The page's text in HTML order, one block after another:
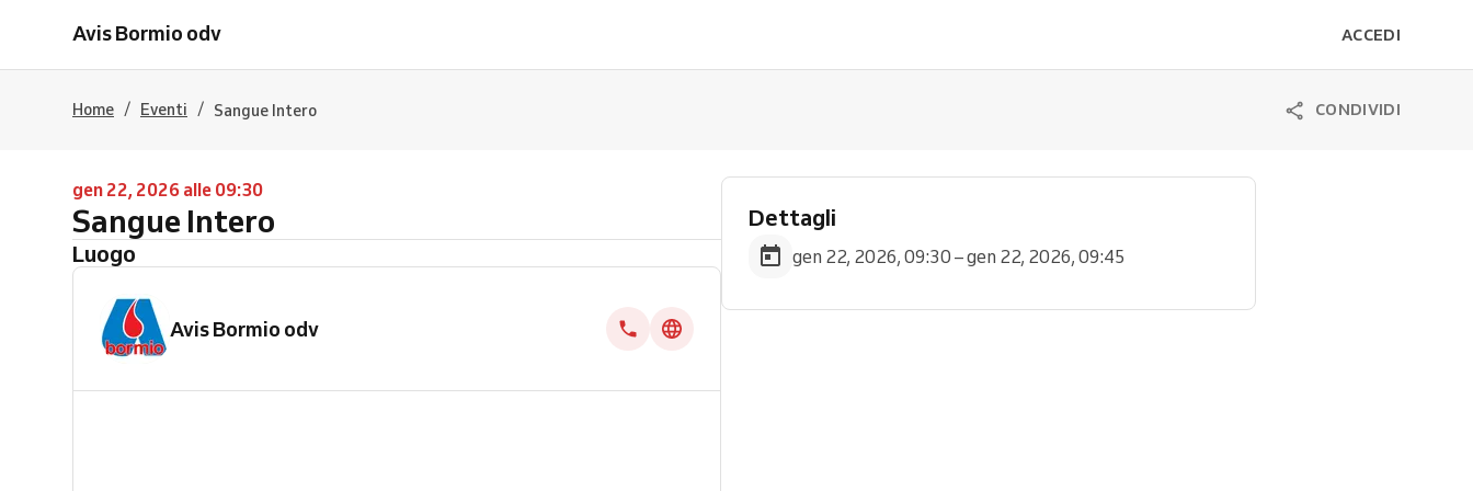
Avis Bormio odv ACCEDI
Home / Eventi / Sangue Intero CONDIVIDI
gen 22, 2026 alle 09:30
Sangue Intero
Luogo
Avis Bormio odv
Dettagli
gen 22, 2026, 09:30 – gen 22, 2026, 09:45